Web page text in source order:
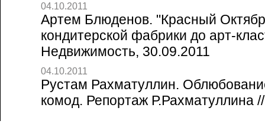
04.10.2011
Артем Блюденов. "Красный
кондитерской фабрики до арт-
Недвижимость, 30.09.2011
04.10.2011
Рустам Рахматуллин.
комод. Репортаж Р.Рахматуллина